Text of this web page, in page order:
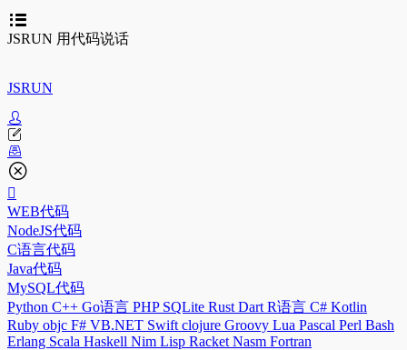
JSRUN 用代码说话
JSRUN
WEB代码
NodeJS代码
C语言代码
Java代码
MySQL代码
Python C++ Go语言 PHP SQLite Rust Dart R语言 C# Kotlin
Ruby objc F# VB.NET Swift clojure Groovy Lua Pascal Perl Bash
Erlang Scala Haskell Nim Lisp Racket Nasm Fortran